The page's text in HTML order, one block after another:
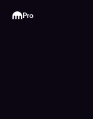
Kraken
Pro